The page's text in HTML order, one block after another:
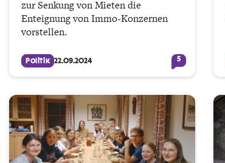
zur Senkung von Mieten die
Enteignung von Immo-Konzernen
vorstellen.
Politik 22.09.2024 5